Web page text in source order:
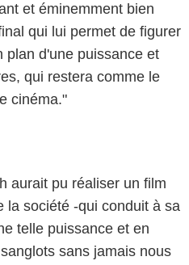
et éminemment bien
qui lui permet de figurer
plan d'une puissance et
qui restera comme le
cinéma."
aurait pu réaliser un film
la société -qui conduit à sa
telle puissance et en
sans jamais nous